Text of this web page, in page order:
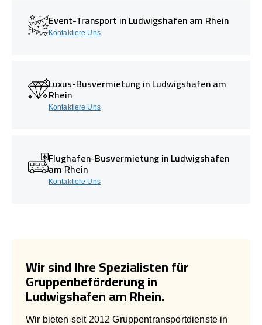
Event-Transport in Ludwigshafen am Rhein
Kontaktiere Uns
Luxus-Busvermietung in Ludwigshafen am
Rhein
Kontaktiere Uns
Flughafen-Busvermietung in Ludwigshafen
am Rhein
Kontaktiere Uns
Wir sind Ihre Spezialisten für
Gruppenbeförderung in
Ludwigshafen am Rhein.
Wir bieten seit 2012 Gruppentransportdienste in